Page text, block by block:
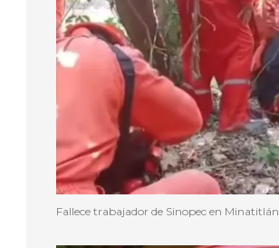
Fallece trabajador de Sinopec en Minatitlán